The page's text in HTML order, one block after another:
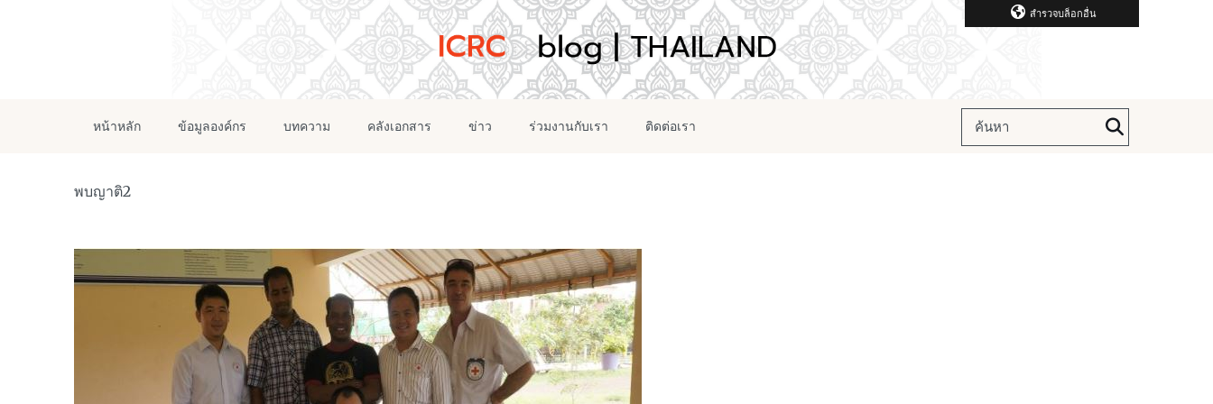
สำรวจบล็อกอื่น
หน้าหลัก ข้อมูลองค์กร บทความ คลังเอกสาร ข่าว ร่วมงานกับเรา ติดต่อเรา
พบญาติ2